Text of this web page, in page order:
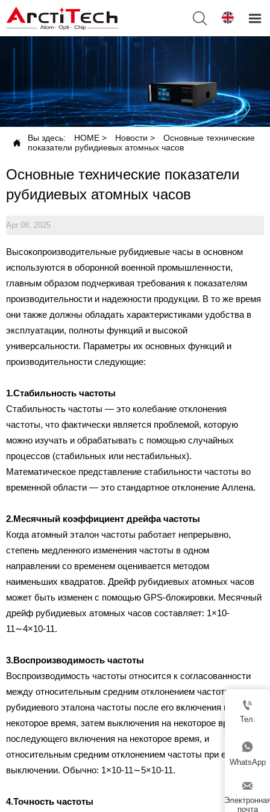
 
 Вы здесь: HOME > Новости >
Основные технические
показатели рубидиевых атомных часов
Основные технические показатели
рубидиевых атомных часов
Apr 08, 2025
Высокопроизводительные рубидиевые часы в основном
используются в оборонной военной промышленности,
главным образом подчеркивая требования к показателям
производительности и надежности продукции. В то же время
они также должны обладать характеристиками удобства в
эксплуатации, полноты функций и высокой
универсальности. Параметры их основных функций и
производительности следующие:
1.Стабильность частоты
Стабильность частоты — это колебание отклонения
частоты, что фактически является проблемой, которую
можно изучать и обрабатывать с помощью случайных
процессов (стабильных или нестабильных).
Математическое представление стабильности частоты во
временной области — это стандартное отклонение Аллена.
2.Месячный коэффициент дрейфа частоты
Когда атомный эталон частоты работает непрерывно,
степень медленного изменения частоты в одном
направлении со временем оценивается методом
наименьших квадратов. Дрейф рубидиевых атомных часов
может быть изменен с помощью GPS-блокировки. Месячный
дрейф рубидиевых атомных часов составляет: 1×10-
11∼4×10-11.
3.Воспроизводимость частоты
Воспроизводимость частоты относится к согласованности
между относительным средним отклонением частоты
рубидиевого эталона частоты после его включения на
некоторое время, затем выключения на некоторое время и
последующего включения на некоторое время, и
относительным средним отклонением частоты при его
выключении. Обычно: 1×10-11∼5×10-11.
4.Точность частоты

Тел.

WhatsApp

почта